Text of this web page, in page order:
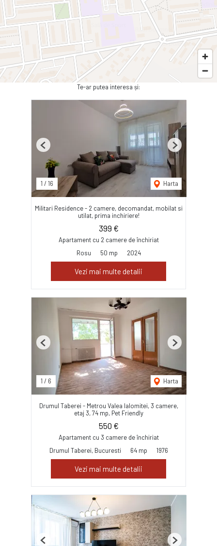
Te-ar putea interesa și:
1 / 16 Harta
Previous Next
Militari Residence - 2 camere, decomandat, mobilat si
utilat, prima inchiriere!
399 €
Apartament cu 2 camere de închiriat
Rosu
50 mp 2024
Vezi mai multe detalii
1 / 6 Harta
Previous Next
Drumul Taberei - Metrou Valea Ialomitei, 3 camere,
etaj 3, 74 mp, Pet Friendly
550 €
Apartament cu 3 camere de închiriat
Drumul Taberei, Bucuresti
64 mp 1976
Vezi mai multe detalii
Previous Next